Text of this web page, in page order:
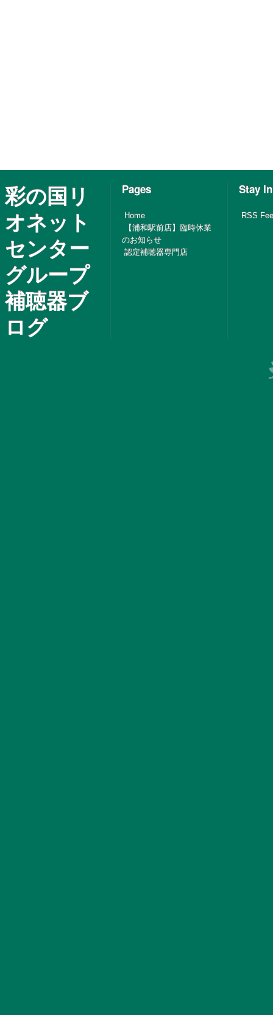
彩の国リ
オネット
センター
グループ
補聴器ブ
ログ
Pages
Home
【浦和駅前店】臨時休業
のお知らせ
認定補聴器専門店
Stay
RSS